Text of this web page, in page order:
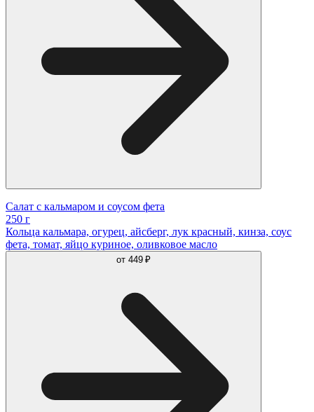
Салат с кальмаром и соусом фета
250 г
Кольца кальмара, огурец, айсберг, лук красный, кинза, соус
фета, томат, яйцо куриное, оливковое масло
от 449 ₽